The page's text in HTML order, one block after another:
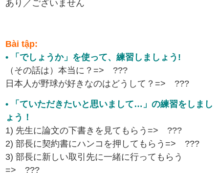
あり／ございません
Bài tập:
• 「でしょうか」を使って、練習しましょう!
（その話は）本当に？=> ???
日本人が野球が好きなのはどうして？=> ???
• 「ていただきたいと思いまして…」の練習をしまし
ょう！
1) 先生に論文の下書きを見てもらう=> ???
2) 部長に契約書にハンコを押してもらう=> ???
3) 部長に新しい取引先に一緒に行ってもらう
=> ???